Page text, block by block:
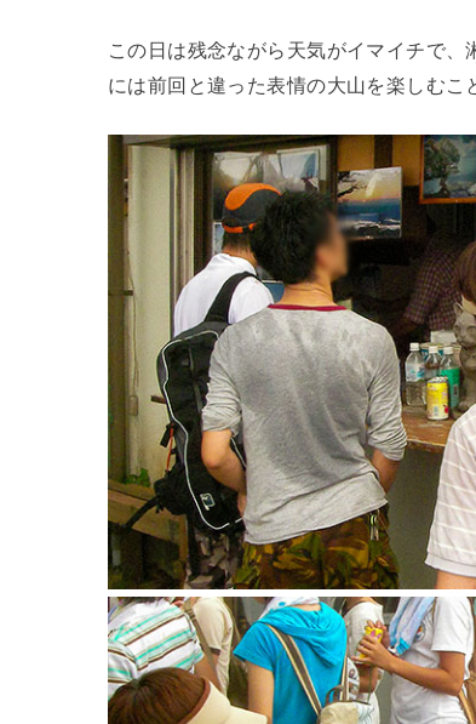
この日は残念ながら天気がイマイチで
には前回と違った表情の大山を楽しむこ